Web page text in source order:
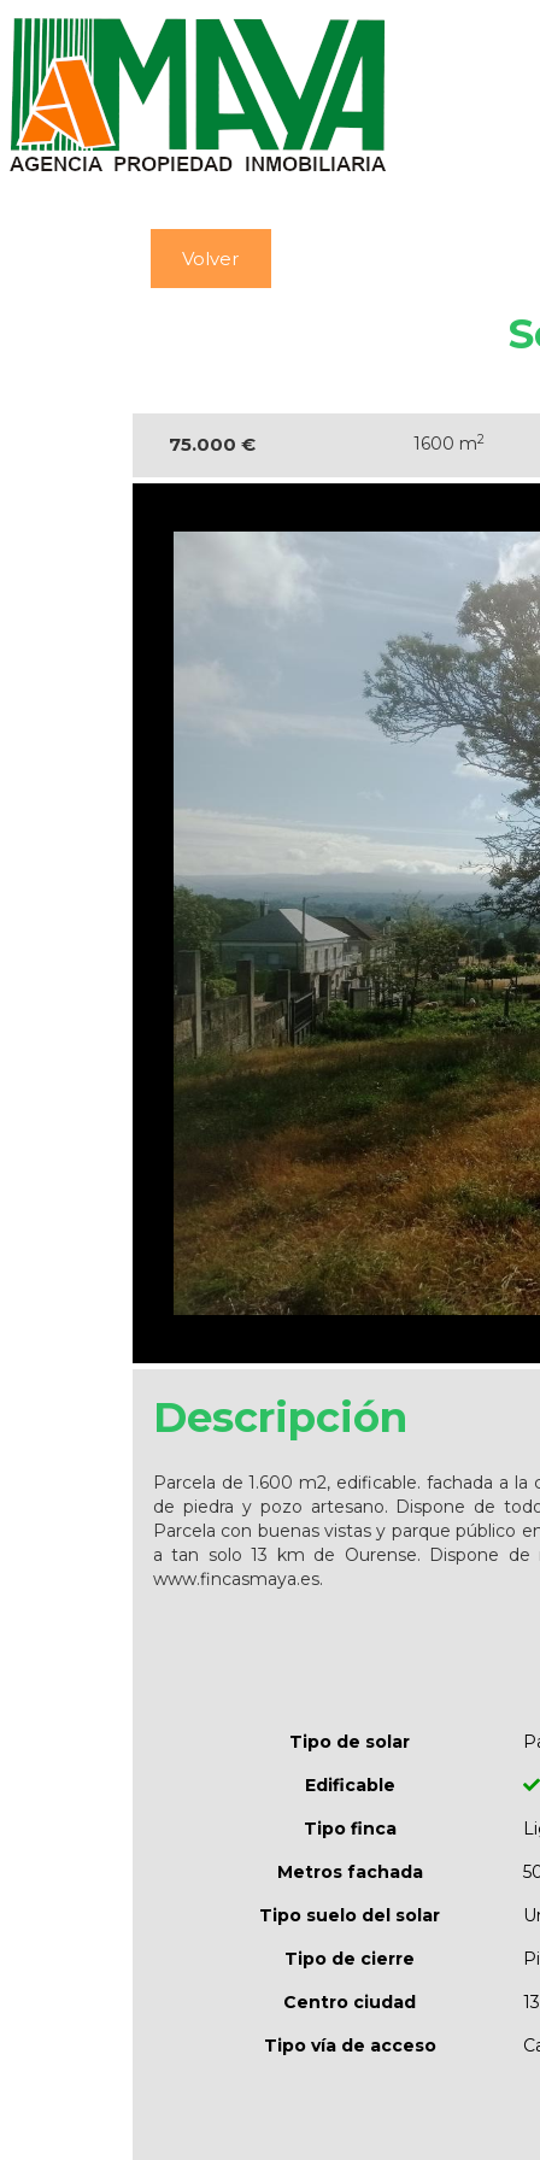
Volver
75.000 € 1600 m2
Descripción
Parcela de 1.600 m2, edificable. fachada a
de piedra y pozo artesano. Dispone de
Parcela con buenas vistas y parque público
a tan solo 13 km de Ourense. Dispone de
www.fincasmaya.es.
Tipo de solar
Edificable
Tipo finca
Metros fachada
Tipo suelo del solar
Tipo de cierre
Centro ciudad
Tipo vía de acceso